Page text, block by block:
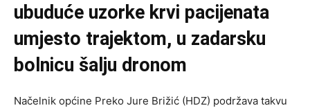
ubuduće uzorke krvi pacijenata
umjesto trajektom, u zadarsku
bolnicu šalju dronom
Načelnik općine Preko Jure Brižić (HDZ) podržava takvu